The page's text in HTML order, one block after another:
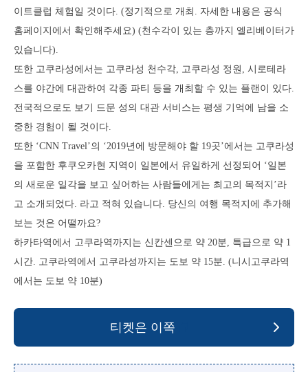
이트클럽 체험일 것이다. (정기적으로 개최. 자세한 내용은 공식
홈페이지에서 확인해주세요) (천수각이 있는 층까지 엘리베이터가
있습니다).
또한 고쿠라성에서는 고쿠라성 천수각, 고쿠라성 정원, 시로테라
스를 야간에 대관하여 각종 파티 등을 개최할 수 있는 플랜이 있다.
전국적으로도 보기 드문 성의 대관 서비스는 평생 기억에 남을 소
중한 경험이 될 것이다.
또한 ‘CNN Travel’의 ‘2019년에 방문해야 할 19곳’에서는 고쿠라성
을 포함한 후쿠오카현 지역이 일본에서 유일하게 선정되어 ‘일본
의 새로운 일각을 보고 싶어하는 사람들에게는 최고의 목적지’라
고 소개되었다. 라고 적혀 있습니다. 당신의 여행 목적지에 추가해
보는 것은 어떨까요?
하카타역에서 고쿠라역까지는 신칸센으로 약 20분, 특급으로 약 1
시간. 고쿠라역에서 고쿠라성까지는 도보 약 15분. (니시고쿠라역
에서는 도보 약 10분)
티켓은 이쪽